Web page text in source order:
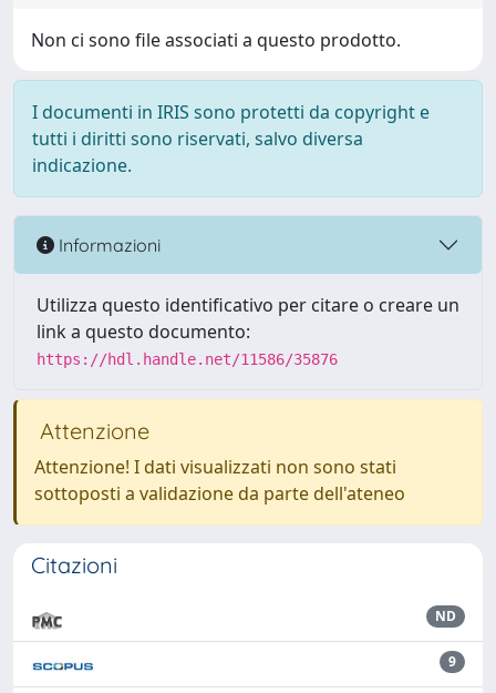
Non ci sono file associati a questo prodotto.
I documenti in IRIS sono protetti da copyright e
tutti i diritti sono riservati, salvo diversa
indicazione.
Informazioni
Utilizza questo identificativo per citare o creare un
link a questo documento:
https://hdl.handle.net/11586/35876
Attenzione
Attenzione! I dati visualizzati non sono stati
sottoposti a validazione da parte dell'ateneo
Citazioni
ND
9